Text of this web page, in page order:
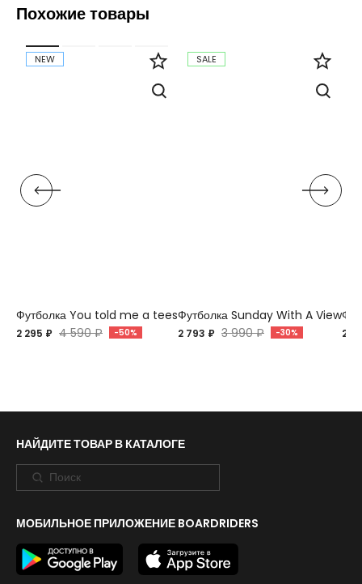
Похожие товары
NEW
Футболка You told me a tees
2 295 ₽ 4 590 ₽ -50%
SALE
Футболка Sunday With A View
2 793 ₽ 3 990 ₽ -30% 2
НАЙДИТЕ ТОВАР В КАТАЛОГЕ
МОБИЛЬНОЕ ПРИЛОЖЕНИЕ BOARDRIDERS